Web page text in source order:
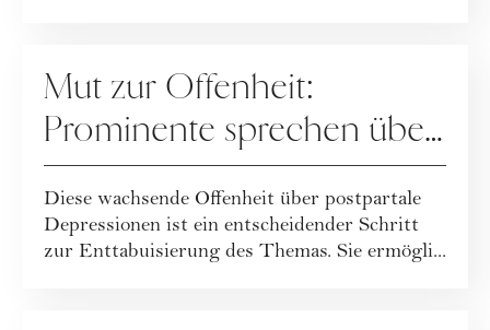
Mut zur Offenheit:
Prominente sprechen über
ihre postpartale Depression
Diese wachsende Offenheit über postpartale
Depressionen ist ein entscheidender Schritt
zur Enttabuisierung des Themas. Sie ermögli...